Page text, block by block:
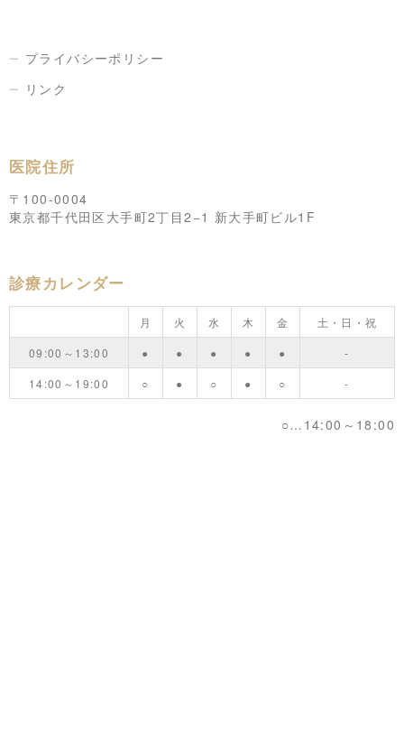
プライバシーポリシー
リンク
医院住所
〒100-0004
東京都千代田区大手町2丁目2−1 新大手町ビル1F
診療カレンダー
月 火 水 木 金
土・日・祝
09:00～13:00
● ● ● ● ●
-
14:00～19:00
○ ● ○ ● ○ -
○…14:00～18:00